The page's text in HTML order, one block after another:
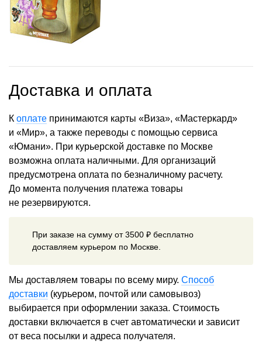
Доставка и оплата
К оплате принимаются карты «Виза», «Мастеркард»
и «Мир», а также переводы с помощью сервиса
«Юмани». При курьерской доставке по Москве
возможна оплата наличными. Для организаций
предусмотрена оплата по безналичному расчету.
До момента получения платежа товары
не резервируются.
При заказе на сумму от 3500 ₽ бесплатно
доставляем курьером по Москве.
Мы доставляем товары по всему миру. Способ
доставки (курьером, почтой или самовывоз)
выбирается при оформлении заказа. Стоимость
доставки включается в счет автоматически и зависит
от веса посылки и адреса получателя.